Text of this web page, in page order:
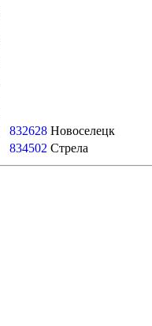
832628 Новоселецк
834502 Стрела